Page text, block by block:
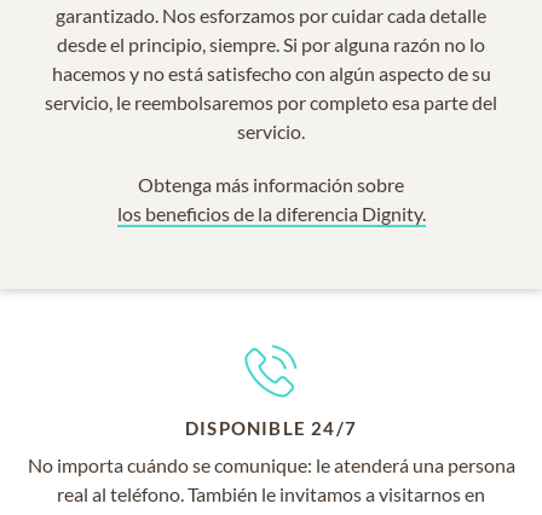
garantizado. Nos esforzamos por cuidar cada detalle
desde el principio, siempre. Si por alguna razón no lo
hacemos y no está satisfecho con algún aspecto de su
servicio, le reembolsaremos por completo esa parte del
servicio.
Obtenga más información sobre
los beneficios de la diferencia Dignity.
DISPONIBLE 24/7
No importa cuándo se comunique: le atenderá una persona
real al teléfono. También le invitamos a visitarnos en